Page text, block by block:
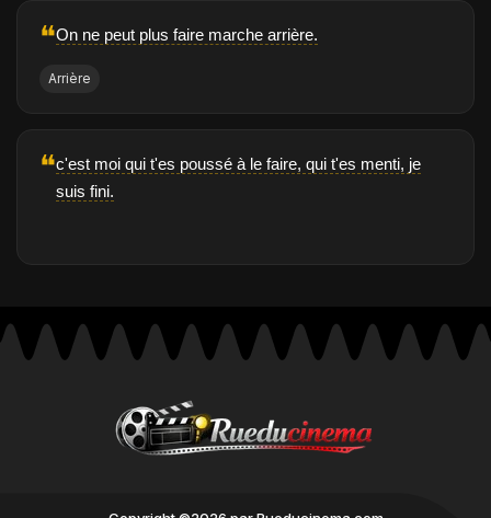
❝On ne peut plus faire marche arrière.
Arrière
❝c'est moi qui t'es poussé à le faire, qui t'es menti, je
suis fini.